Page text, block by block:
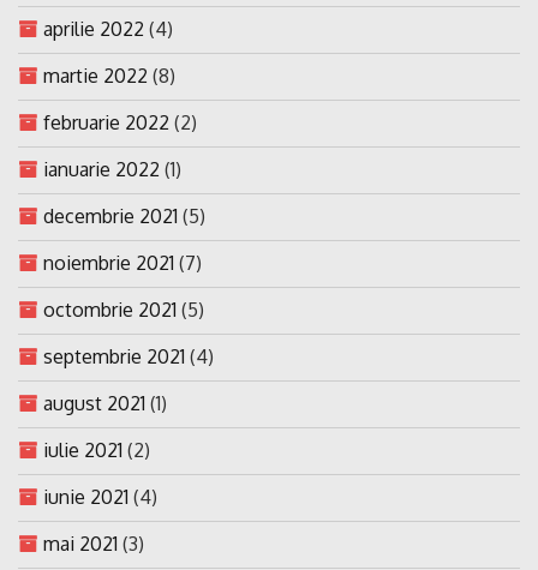
aprilie 2022 (4)
martie 2022 (8)
februarie 2022 (2)
ianuarie 2022 (1)
decembrie 2021 (5)
noiembrie 2021 (7)
octombrie 2021 (5)
septembrie 2021 (4)
august 2021 (1)
iulie 2021 (2)
iunie 2021 (4)
mai 2021 (3)